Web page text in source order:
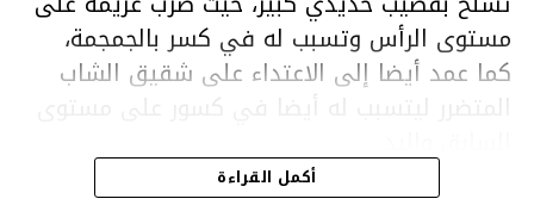
مستوى الرأس وتسبب له في كسر بالجمجمة،
كما عمد أيضا إلى الاعتداء على شقيق الشاب
المتضرر ليتسبب له أيضا في كسور على مستوى
هذا وقد تمكن أعوان مركز الأمن الوطني بحي
أكمل القراءة